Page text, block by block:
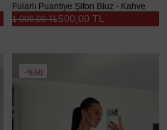
Fularlı Puantiye Şifon Bluz - Kahve
500,00 TL
1.000,00 TL
%50